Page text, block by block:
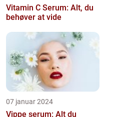
Vitamin C Serum: Alt, du
behøver at vide
07 januar 2024
Vippe serum: Alt du